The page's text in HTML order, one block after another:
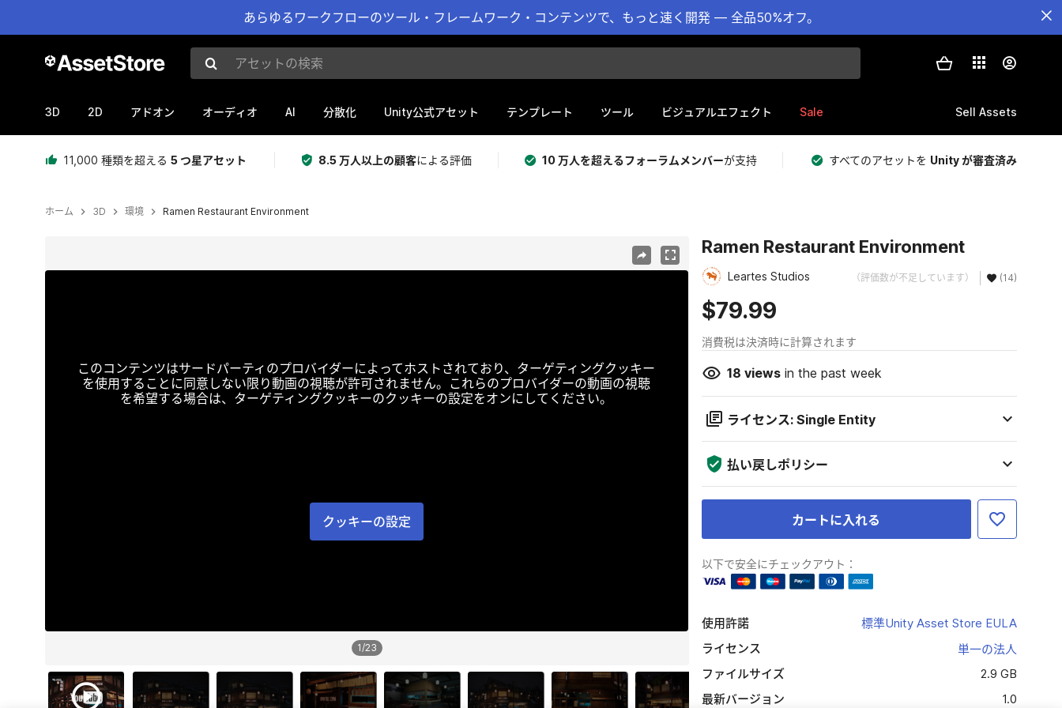
あらゆるワークフローのツール・フレームワーク・コンテンツで、もっと速く開発 — 全品50%オフ。
アセットの検索
3D 2D アドオン オーディオ AI 分散化 Unity公式アセット テンプレート ツール ビジュアルエフェクト Sale Sell Assets
11,000 種類を超える 5 つ星アセット 8.5 万人以上の顧客による評価 10 万人を超えるフォーラムメンバーが支持 すべてのアセットを Unity が審査済み
ホーム 3D 環境 Ramen Restaurant Environment
このコンテンツはサードパーティのプロバイダーによってホストされており、ターゲティングクッキー
を使用することに同意しない限り動画の視聴が許可されません。これらのプロバイダーの動画の視聴
を希望する場合は、ターゲティングクッキーのクッキーの設定をオンにしてください。
クッキーの設定
1/23
Ramen Restaurant Environment
Leartes Studios （評価数が不足しています） (14)
$79.99
消費税は決済時に計算されます
18 viewsin the past week
ライセンス: Single Entity
払い戻しポリシー
カートに入れる
以下で安全にチェックアウト：
使用許諾
標準Unity Asset Store EULA
ライセンス
単一の法人
ファイルサイズ
2.9 GB
最新バージョン
1.0